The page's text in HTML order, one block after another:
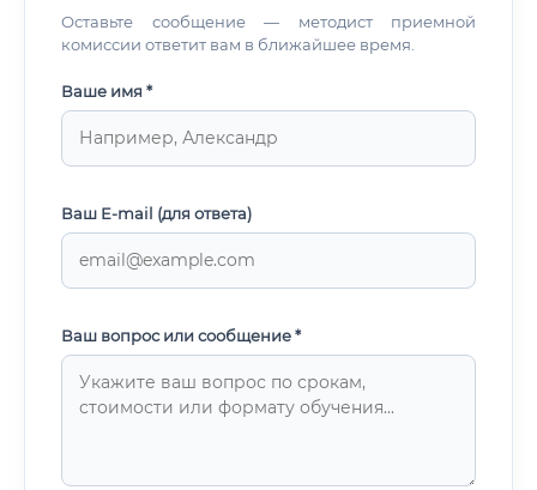
Оставьте сообщение — методист приемной
комиссии ответит вам в ближайшее время.
Ваше имя *
Ваш E-mail (для ответа)
Ваш вопрос или сообщение *